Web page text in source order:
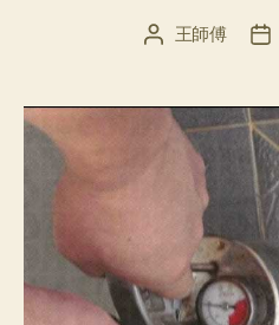
文
者
王師傅
发
期